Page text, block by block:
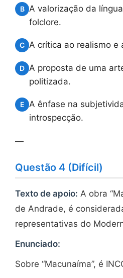
B
A valorização da
folclore.
C A crítica ao realismo e
D A proposta de uma
politizada.
E
A ênfase na
introspecção.
—
Questão 4 (Difícil)
Texto de apoio: A obra
de Andrade, é
representativas do
Enunciado:
Sobre “Macunaíma”, é